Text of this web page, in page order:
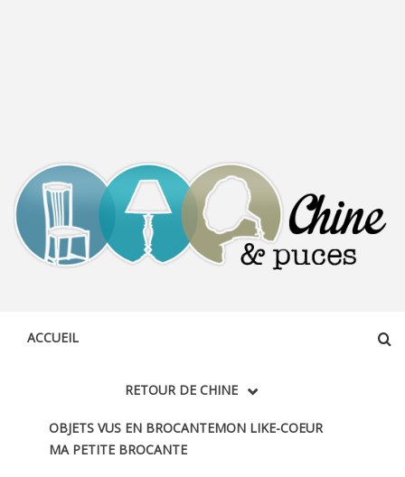
ACCUEIL
RETOUR DE CHINE
OBJETS VUS EN BROCANTEMON LIKE-COEUR
MA PETITE BROCANTE